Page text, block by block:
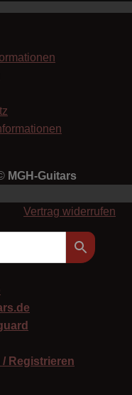
MGH-Guitars
Vertrag widerrufen
Registrieren